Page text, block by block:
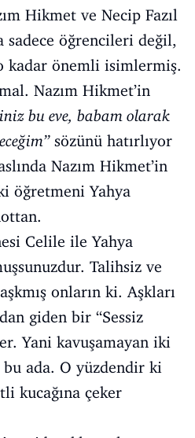
Hikmet ve Necip Fazıl
sadece öğrencileri değil,
kadar önemli isimlermiş.
Nazım Hikmet’in
bu eve, babam olarak
”sözünü hatırlıyor
Nazım Hikmet’in
öğretmeni Yahya
Celile ile Yahya
Talihsiz ve
onların ki. Aşkları
giden bir “Sessiz
Yani kavuşamayan iki
bu ada. O yüzdendir ki
kucağına çeker